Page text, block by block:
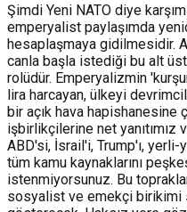
Şimdi Yeni NATO diye
emperyalist paylaşımda
hesaplaşmaya gidilmesidir.
canla başla istediği bu alt
rolüdür. Emperyalizmin
lira harcayan, ülkeyi
bir açık hava
işbirlikçilerine net yanıtımız
ABD'si, İsrail'i, Trump'ı,
tüm kamu kaynaklarını
istenmiyorsunuz. Bu
sosyalist ve emekçi birikimi